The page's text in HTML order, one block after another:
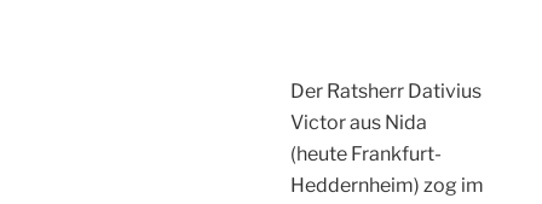
Der Ratsherr Dativius
Victor aus Nida
(heute Frankfurt-
Heddernheim) zog im